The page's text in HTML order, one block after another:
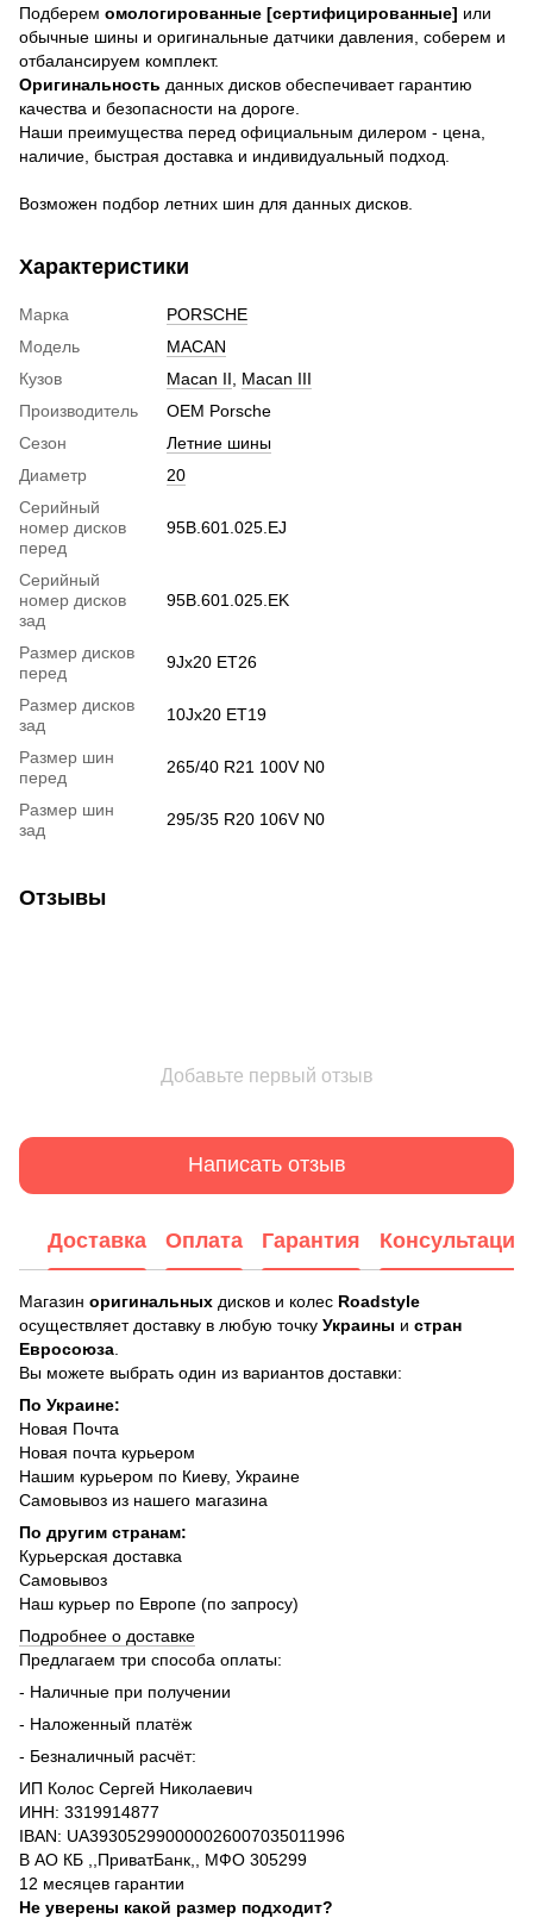
Подберем омологированные [сертифицированные] или
обычные шины и оригинальные датчики давления, соберем и
отбалансируем комплект.
Оригинальность данных дисков обеспечивает гарантию
качества и безопасности на дороге.
Наши преимущества перед официальным дилером - цена,
наличие, быстрая доставка и индивидуальный подход.
Возможен подбор летних шин для данных дисков.
Характеристики
Марка
PORSCHE
Модель
MACAN
Кузов
Macan II
Macan III
Производитель
OEM Porsche
Сезон
Летние шины
Диаметр
20
Серийный
номер дисков
перед
95B.601.025.EJ
Серийный
номер дисков
зад
95B.601.025.EK
Размер дисков
перед
9Jx20 ET26
Размер дисков
зад
10Jx20 ET19
Размер шин
перед
265/40 R21 100V N0
Размер шин
зад
295/35 R20 106V N0
Отзывы
Добавьте первый отзыв
Написать отзыв
Доставка Оплата Гарантия Консультация
Магазин оригинальных дисков и колес Roadstyle
осуществляет доставку в любую точку Украины и стран
Евросоюза
Вы можете выбрать один из вариантов доставки:
По Украине:
Новая Почта
Новая почта курьером
Нашим курьером по Киеву, Украине
Самовывоз из нашего магазина
По другим странам:
Курьерская доставка
Самовывоз
Наш курьер по Европе (по запросу)
Подробнее о доставке
Предлагаем три способа оплаты:
- Наличные при получении
- Наложенный платёж
- Безналичный расчёт:
ИП Колос Сергей Николаевич
ИНН: 3319914877
IBAN: UA393052990000026007035011996
В АО КБ ,,ПриватБанк,, МФО 305299
12 месяцев гарантии
Не уверены какой размер подходит?